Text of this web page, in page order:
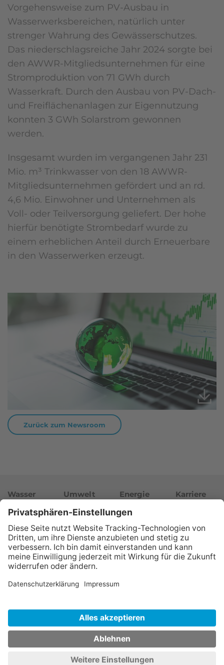
Vorgehensweise zum PV-Ausbau in
Wasserwerksbereichen, natürlich unter
strenger Wahrung des Gewässerschutzes.
Das niederschlagsreiche Jahr 2024 sorgte bei
den AWWR-Mitgliedsunternehmen für eine
Stromproduktion von 71 GWh durch
Wasserkraft. Durch den Ausbau von PV-Dach-
und Freiflächenanlagen zur Eigennutzung
konnten 3 GWh Solarstrom gewonnen
werden.
Insgesamt wurden im vergangenen Jahr 231
Mio. m³ Trinkwasser von den 18 AWWR-
Mitgliedsunternehmen gefördert und an rd.
4,6 Mio. Einwohner und Unternehmen als
Voll- oder Teilversorgung geliefert. Der hohe
hierfür benötigte Strombedarf wurde zu
einem erheblichen Anteil durch Erneuerbare
in den Wasserwerken erzeugt.
Zurück zum Newsroom
Wasser Umwelt Energie
Karriere
Unternehmen
Newsroom
© Wasserwerke Westfalen GmbH
Impressum
Datenschutz
Hinweisgeber
Datenschutzeinstellungen